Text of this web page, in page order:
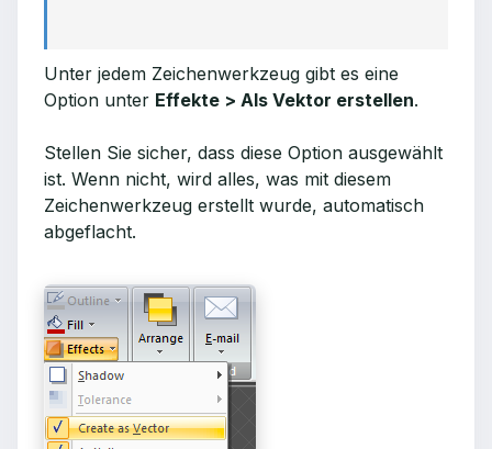
Unter jedem Zeichenwerkzeug gibt es eine
Option unter Effekte > Als Vektor erstellen.
Stellen Sie sicher, dass diese Option ausgewählt
ist. Wenn nicht, wird alles, was mit diesem
Zeichenwerkzeug erstellt wurde, automatisch
abgeflacht.